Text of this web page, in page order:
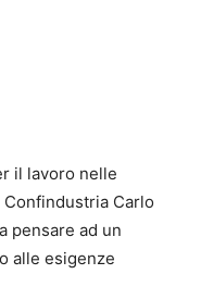
il lavoro nelle
Carlo
pensare ad un
alle esigenze